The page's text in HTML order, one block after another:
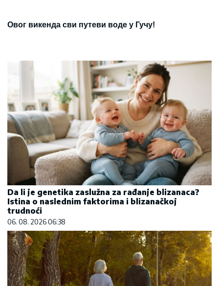
Овог викенда сви путеви воде у Гучу!
Da li je genetika zaslužna za rađanje blizanaca?
Istina o naslednim faktorima i blizanačkoj
trudnoći
06. 08. 2026 06:38